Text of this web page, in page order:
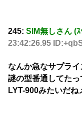
245: SIM無しさん (
23:42:26.95
なんか急なサプラ
謎の型番通してた
LYT-900みたいだね